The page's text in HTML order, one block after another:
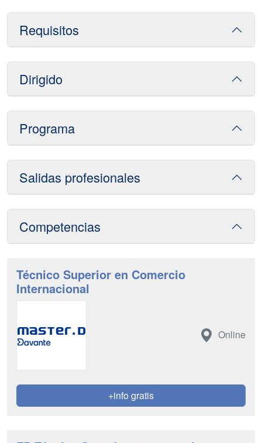
Requisitos
Dirigido
Programa
Salidas profesionales
Competencias
Técnico Superior en Comercio
Internacional
Online
+info gratis